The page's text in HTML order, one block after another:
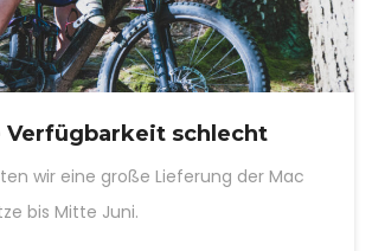
Verfügbarkeit schlecht
wir eine große Lieferung der Mac
bis Mitte Juni.